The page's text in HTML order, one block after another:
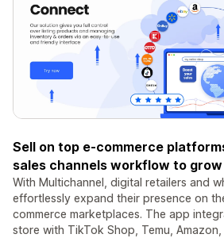
Sell on top e-commerce
sales channels workflow to
With Multichannel, digital retailers and
effortlessly expand their presence on
commerce marketplaces. The app
store with TikTok Shop, Temu,